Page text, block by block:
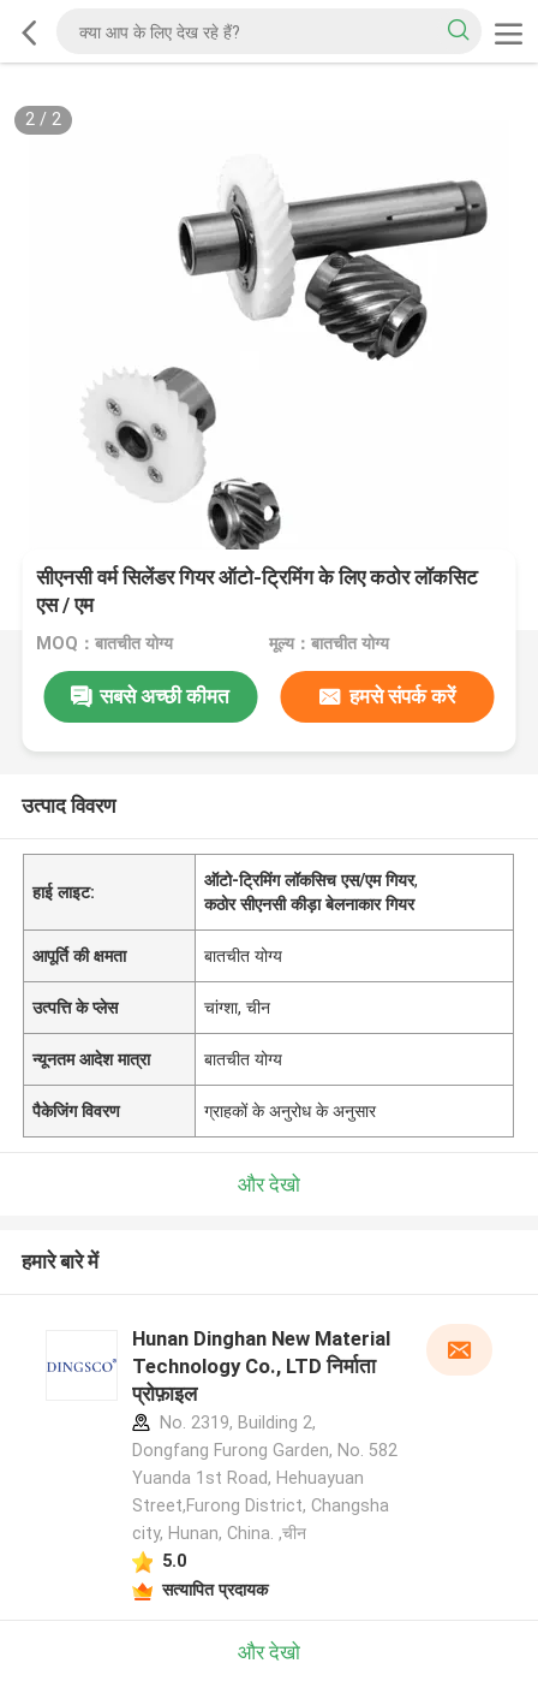
2/ 2
सीएनसी वर्म सिलेंडर गियर ऑटो-ट्रिमिंग के लिए कठोर लॉकसिट
एस / एम
MOQ：बातचीत योग्य मूल्य：बातचीत योग्य
सबसे अच्छी कीमत हमसे संपर्क करें
उत्पाद विवरण
हाई लाइट:
ऑटो-ट्रिमिंग लॉकसिच एस/एम गियर,
कठोर सीएनसी कीड़ा बेलनाकार गियर
आपूर्ति की क्षमता बातचीत योग्य
उत्पत्ति के प्लेस चांग्शा, चीन
न्यूनतम आदेश मात्रा बातचीत योग्य
पैकेजिंग विवरण ग्राहकों के अनुरोध के अनुसार
और देखो
हमारे बारे में
Hunan Dinghan New Material
Technology Co., LTD निर्माता
प्रोफ़ाइल
No. 2319, Building 2,
Dongfang Furong Garden, No. 582
Yuanda 1st Road, Hehuayuan
Street,Furong District, Changsha
city, Hunan, China. ,चीन
5.0
सत्यापित प्रदायक
और देखो